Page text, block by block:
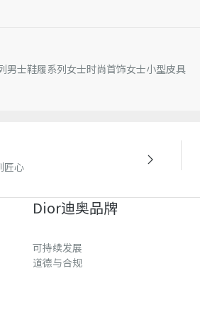
男士鞋履系列女士时尚首饰女士小型皮具
匠心
Dior迪奥品牌
可持续发展
道德与合规